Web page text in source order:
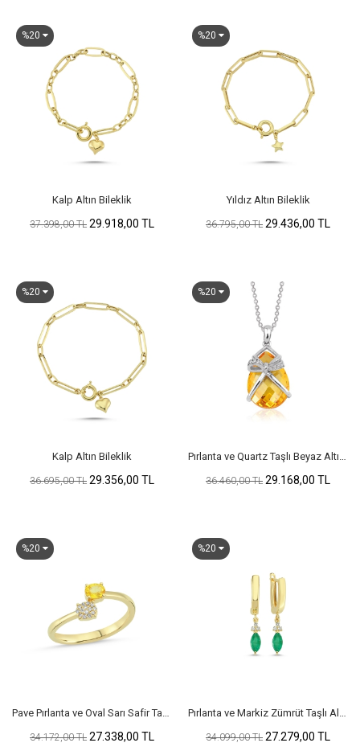
%20
Kalp Altın Bileklik
37.398,00 TL 29.918,00 TL
%20
Yıldız Altın Bileklik
36.795,00 TL 29.436,00 TL
%20
Kalp Altın Bileklik
36.695,00 TL 29.356,00 TL
%20
Pırlanta ve Quartz Taşlı Beyaz Altın Kolye
36.460,00 TL 29.168,00 TL
%20
Pave Pırlanta ve Oval Sarı Safir Taşlı Yüzük
34.172,00 TL 27.338,00 TL
%20
Pırlanta ve Markiz Zümrüt Taşlı Altın Küpe
34.099,00 TL 27.279,00 TL